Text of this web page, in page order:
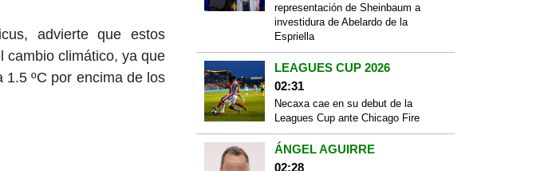
advierte que estos
cambio climático, ya que
1.5 ºC por encima de los
representación de Sheinbaum a
investidura de Abelardo de la
Espriella
LEAGUES CUP 2026
02:31
Necaxa cae en su debut de la
Leagues Cup ante Chicago Fire
ÁNGEL AGUIRRE
02:28